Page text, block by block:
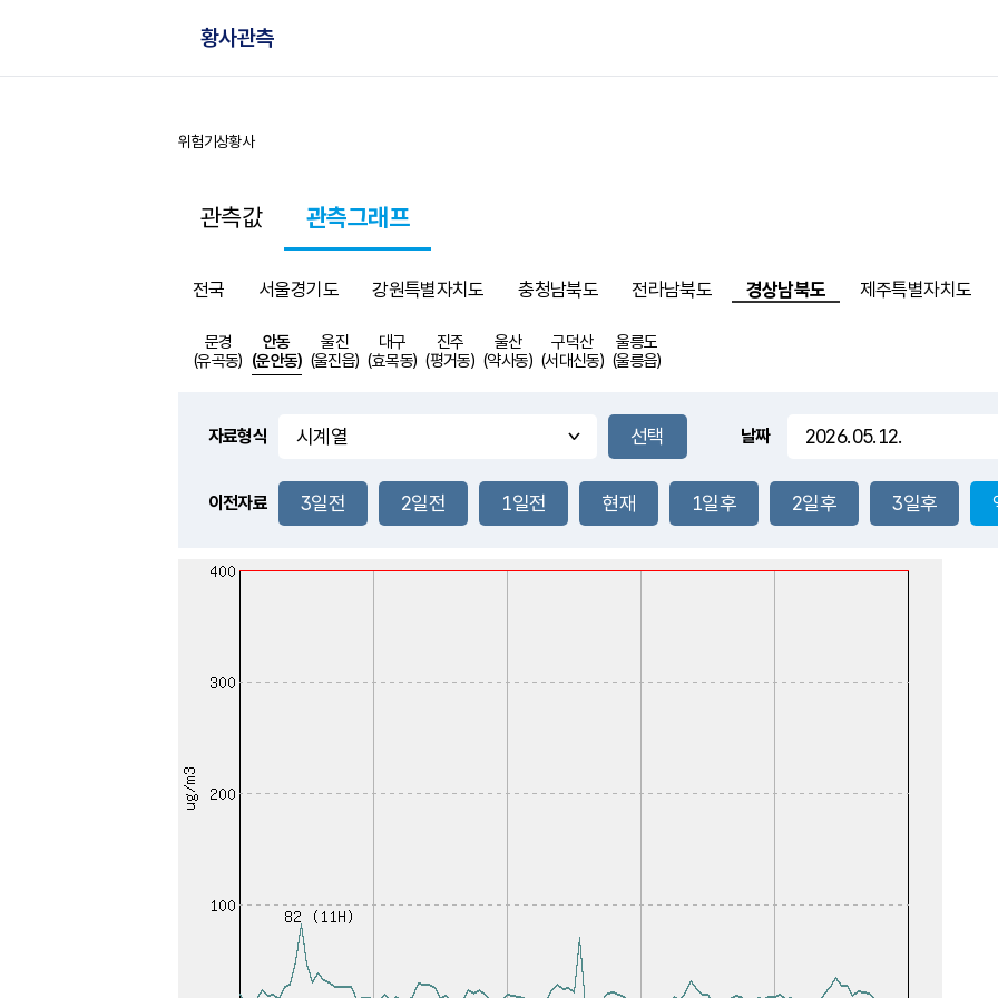
황사관측
홈
위험기상황사
관측값 관측그래프
전국 서울경기도 강원특별자치도 충청남북도 전라남북도 경상남북도 제주특별자치도
문경
(유곡동)
안동
(운안동)
울진
(울진읍)
대구
(효목동)
진주
(평거동)
울산
(약사동)
구덕산
(서대신동)
울릉도
(울릉읍)
자료형식 날짜
이전자료 3일전 2일전 1일전 현재 1일후 2일후 3일후